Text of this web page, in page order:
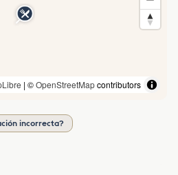
| ©OpenStreetMapcontributors
incorrecta?